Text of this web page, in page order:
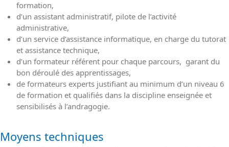
formation,
d’un assistant administratif, pilote de l’activité
administrative,
d’un service d’assistance informatique, en charge du tutorat
et assistance technique,
d’un formateur référent pour chaque parcours, garant du
bon déroulé des apprentissages,
de formateurs experts justifiant au minimum d’un niveau 6
de formation et qualifiés dans la discipline enseignée et
sensibilisés à l’andragogie.
Moyens techniques